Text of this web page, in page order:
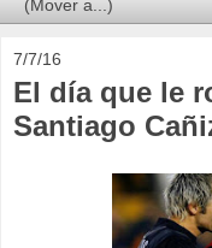
7/7/16
El día que le
Santiago